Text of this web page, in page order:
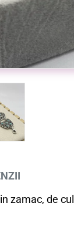
-22% Bratara 7
zamac, de